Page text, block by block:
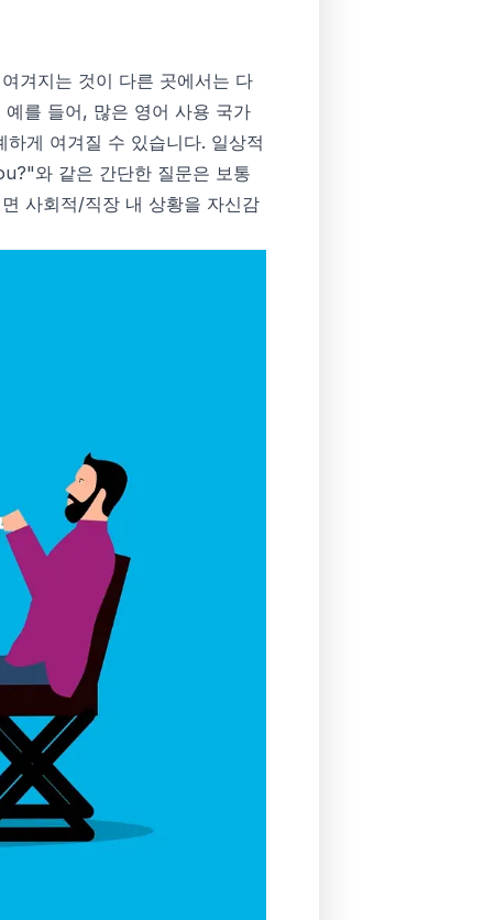
겨지는 것이 다른 곳에서는 다
를 들어, 많은 영어 사용 국가
게 여겨질 수 있습니다. 일상적
와 같은 간단한 질문은 보통
사회적/직장 내 상황을 자신감